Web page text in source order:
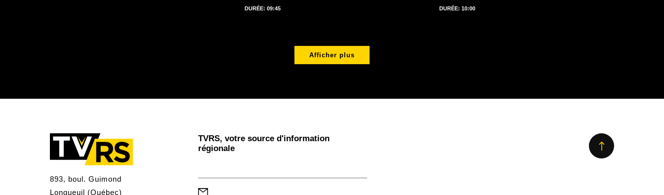
DURÉE: 09:45 DURÉE: 10:00
Afficher plus
893, boul. Guimond
Longueuil (Québec)
TVRS, votre source d'information
régionale